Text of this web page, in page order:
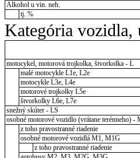
Alkohol u vin. neh.
tj. %
Kategória
motocykel, motorová trojkolka, štvorkolka - L
malé motocykle L1e, L2e
motocykle L3e, L4e
motorové trojkolky L5e
štvorkolky L6e, L7e
snežný skúter - LS
osobné motorové vozidlo (vrátane terénneho) -
z toho pravostranné riadenie
osobné motorové vozidlá M1, M1G
z toho pravostranné riadenie